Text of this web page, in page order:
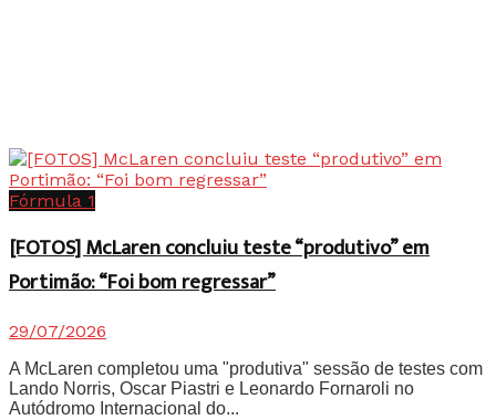
Fórmula 1
[FOTOS] McLaren concluiu teste “produtivo” em
Portimão: “Foi bom regressar”
29/07/2026
A McLaren completou uma "produtiva" sessão de testes com
Lando Norris, Oscar Piastri e Leonardo Fornaroli no
Autódromo Internacional do...